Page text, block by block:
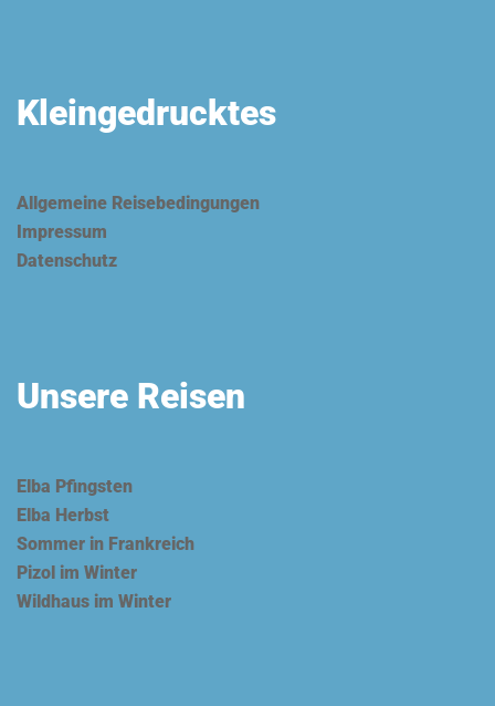
Kleingedrucktes
Allgemeine Reisebedingungen
Impressum
Datenschutz
Unsere Reisen
Elba Pfingsten
Elba Herbst
Sommer in Frankreich
Pizol im Winter
Wildhaus im Winter